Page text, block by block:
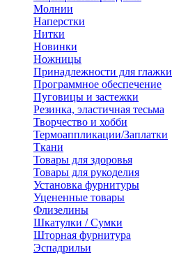
Молнии
Наперстки
Нитки
Новинки
Ножницы
Принадлежности для глажки
Программное обеспечение
Пуговицы и застежки
Резинка, эластичная тесьма
Творчество и хобби
Термоаппликации/Заплатки
Ткани
Товары для здоровья
Товары для рукоделия
Установка фурнитуры
Уцененные товары
Флизелины
Шкатулки / Сумки
Шторная фурнитура
Эспадрильи